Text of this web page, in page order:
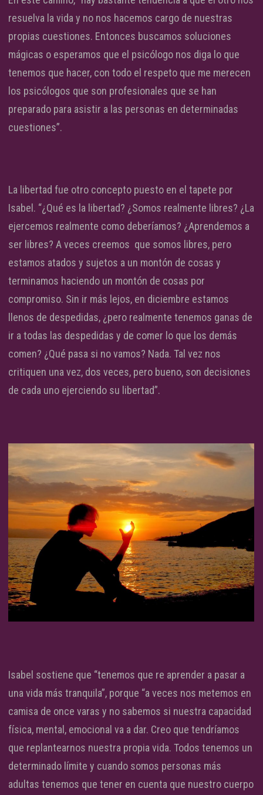
resuelva la vida y no nos hacemos cargo de nuestras
propias cuestiones. Entonces buscamos soluciones
mágicas o esperamos que el psicólogo nos diga lo que
tenemos que hacer, con todo el respeto que me merecen
los psicólogos que son profesionales que se han
preparado para asistir a las personas en determinadas
cuestiones”.
La libertad fue otro concepto puesto en el tapete por
Isabel. “¿Qué es la libertad? ¿Somos realmente libres? ¿La
ejercemos realmente como deberíamos? ¿Aprendemos a
ser libres? A veces creemos que somos libres, pero
estamos atados y sujetos a un montón de cosas y
terminamos haciendo un montón de cosas por
compromiso. Sin ir más lejos, en diciembre estamos
llenos de despedidas, ¿pero realmente tenemos ganas de
ir a todas las despedidas y de comer lo que los demás
comen? ¿Qué pasa si no vamos? Nada. Tal vez nos
critiquen una vez, dos veces, pero bueno, son decisiones
de cada uno ejerciendo su libertad”.
Isabel sostiene que “tenemos que re aprender a pasar a
una vida más tranquila”, porque “a veces nos metemos en
camisa de once varas y no sabemos si nuestra capacidad
física, mental, emocional va a dar. Creo que tendríamos
que replantearnos nuestra propia vida. Todos tenemos un
determinado límite y cuando somos personas más
adultas tenemos que tener en cuenta que nuestro cuerpo